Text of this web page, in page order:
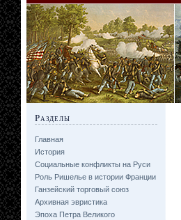
Разделы
Главная
История
Социальные конфликты на Руси
Роль Ришелье в истории Франции
Ганзейский торговый союз
Архивная эвристика
Эпоха Петра Великого